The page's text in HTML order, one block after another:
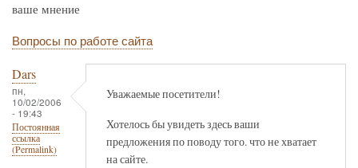
ваше мнение
Вопросы по работе сайта
Dars
пн,
10/02/2006
- 19:43
Постоянная
ссылка
(Permalink)
Уважаемые посетители!
Хотелось бы увидеть здесь ваши
предложения по поводу того. что не хватает
на сайте.